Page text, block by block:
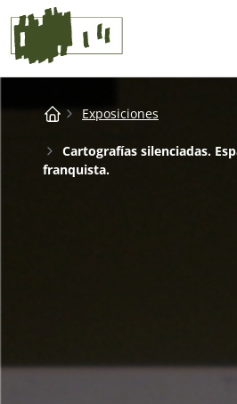
Saltar al contingut
Navegación principal
Breadcrumb
Exposiciones
Cartografías silenciadas.
franquista.